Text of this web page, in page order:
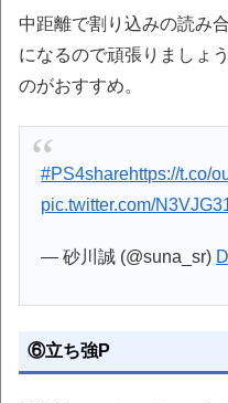
中距離で割り込みの読み
になるので頑張りましょ
のがおすすめ。
#PS4sharehttps://t.co/
pic.twitter.com/
— 砂川誠 (@suna_sr)
⑥立ち強P